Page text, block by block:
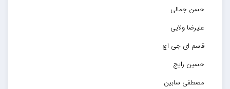
حسن جمالی
علیرضا ولایی
قاسم ای جی اچ
حسین رایج
مصطفی سابین